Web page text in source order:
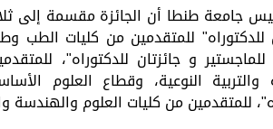
جامعة طنطا أن الجائزة مقسمة إلى
للدكتوراه" للمتقدمين من كليات الطب
للماجستير و جائزتان للدكتوراه"،
والتربية النوعية، وقطاع العلوم
للمتقدمين من كليات العلوم والهندسة